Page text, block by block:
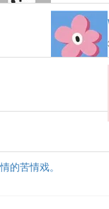
次
数:
的苦情戏。